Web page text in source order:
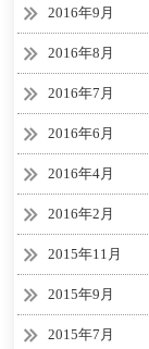
2016年9月
2016年8月
2016年7月
2016年6月
2016年4月
2016年2月
2015年11月
2015年9月
2015年7月